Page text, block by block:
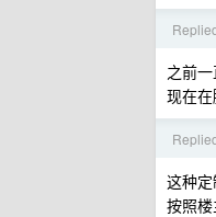
之前
现在
这种定
按照